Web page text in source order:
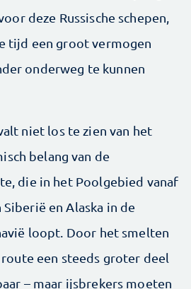
deze Russische schepen,
tijd een groot vermogen
onderweg te kunnen
niet los te zien van het
belang van de
die in het Poolgebied vanaf
en Alaska in de
loopt. Door het smelten
een steeds groter deel
– maar ijsbrekers moeten